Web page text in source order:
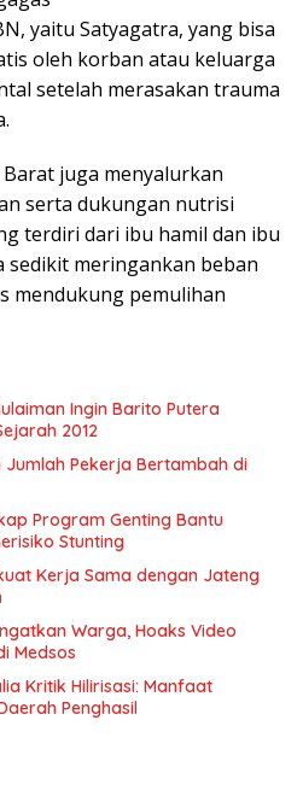
yaitu Satyagatra, yang bisa
oleh korban atau keluarga
setelah merasakan trauma
Barat juga menyalurkan
serta dukungan nutrisi
terdiri dari ibu hamil dan ibu
sedikit meringankan beban
mendukung pemulihan
Ingin Barito Putera
2012
Pekerja Bertambah di
Program Genting Bantu
Stunting
Kerja Sama dengan Jateng
Warga, Hoaks Video
Medsos
Kritik Hilirisasi: Manfaat
Penghasil